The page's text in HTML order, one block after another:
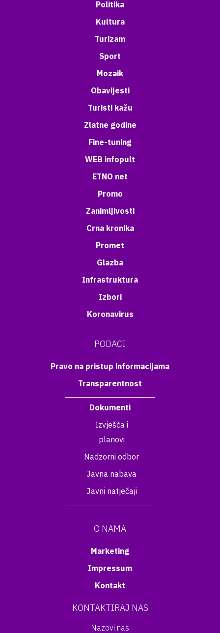
Politika
Kultura
Turizam
Sport
Mozaik
Obavijesti
Turisti kažu
Zlatne godine
Fine-tuning
WEB infopult
ETNO net
Promo
Zanimljivosti
Crna kronika
Promet
Glazba
Infrastruktura
Izbori
Koronavirus
PODACI
Pravo na pristup informacijama
Transparentnost
Dokumenti
Izvješća i
planovi
Nadzorni odbor
Javna nabava
Javni natječaji
O NAMA
Marketing
Impressum
Kontakt
KONTAKTIRAJ NAS
Nazovi nas